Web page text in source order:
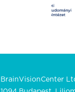
BrainVisionCenter